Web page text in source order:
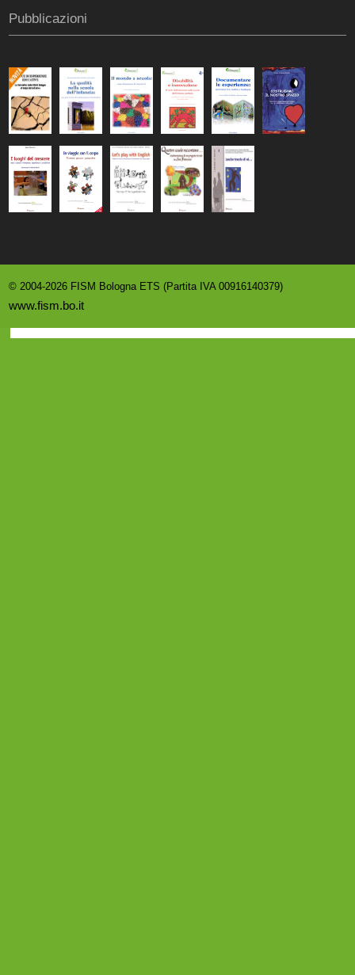
Pubblicazioni
© 2004-2026 FISM Bologna ETS (Partita IVA 00916140379)
www.fism.bo.it